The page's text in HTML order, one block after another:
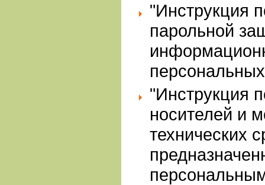
"Инструкция
парольной
"Инструкция
носителей и
технических